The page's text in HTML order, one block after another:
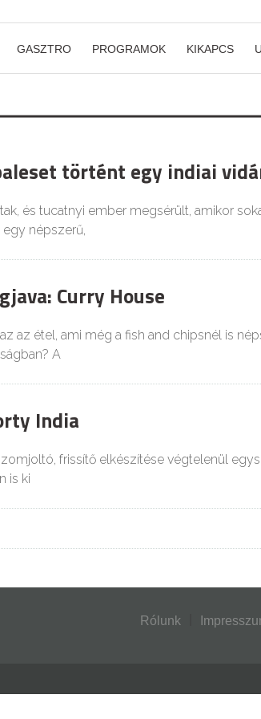
GASZTRO PROGRAMOK KIKAPCS
történt egy indiai
és tucatnyi ember megsérült, amikor
egy népszerű,
Curry House
az étel, ami még a fish and chipsnél is
A
India
frissítő elkészítése végtelenül
is ki
Rólunk